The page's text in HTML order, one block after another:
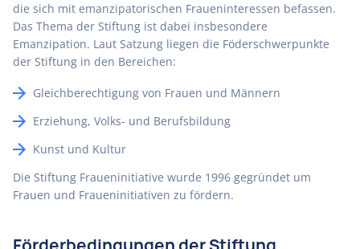
die sich mit emanzipatorischen Fraueninteressen befassen.
Das Thema der Stiftung ist dabei insbesondere
Emanzipation. Laut Satzung liegen die Föderschwerpunkte
der Stiftung in den Bereichen:
Gleichberechtigung von Frauen und Männern
Erziehung, Volks- und Berufsbildung
Kunst und Kultur
Die Stiftung Fraueninitiative wurde 1996 gegründet um
Frauen und Fraueninitiativen zu fördern.